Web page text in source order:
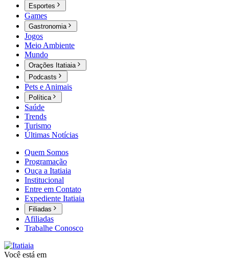
Esportes
Games
Gastronomia
Jogos
Meio Ambiente
Mundo
Orações Itatiaia
Podcasts
Pets e Animais
Política
Saúde
Trends
Turismo
Últimas Notícias
Quem Somos
Programação
Ouça a Itatiaia
Institucional
Entre em Contato
Expediente Itatiaia
Filiadas
Afiliadas
Trabalhe Conosco
Você está em